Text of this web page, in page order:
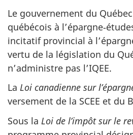
Le gouvernement du
québécois à
incitatif provincial à
vertu de la législation du
n’administre pas l’IQEE.
La Loi canadienne sur
versement de la SCEE et du
Sous la Loi de l’impôt sur le